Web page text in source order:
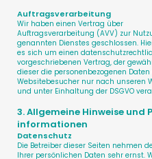
Auftragsverarbeitung
Wir haben einen Vertrag über
Auftragsverarbeitung (AVV) zur
genannten Dienstes geschlossen.
es sich um einen
vorgeschriebenen Vertrag, der
dieser die personenbezogenen
Websitebesucher nur nach unseren
und unter Einhaltung der DSGVO
3. Allgemeine Hinweise
informationen
Datenschutz
Die Betreiber dieser Seiten nehmen
Ihrer persönlichen Daten sehr ernst.